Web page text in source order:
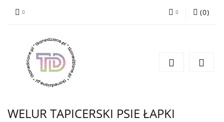
Wyślij e-mail
(0)
WELUR TAPICERSKI PSIE ŁAPKI